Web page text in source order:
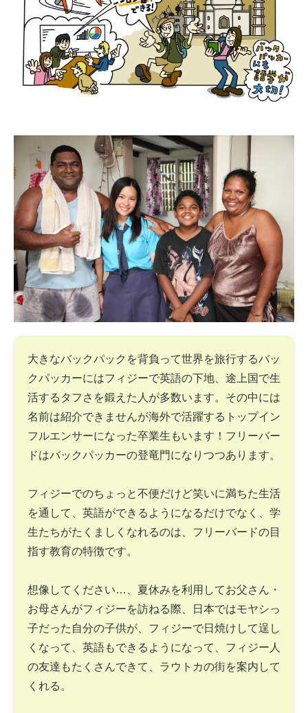
大きなバックパックを背負って世界を旅行するバッ
クパッカーにはフィジーで英語の下地、途上国で生
活するタフさを鍛えた人が多数います。その中には
名前は紹介できませんが海外で活躍するトップイン
フルエンサーになった卒業生もいます！フリーバー
ドはバックパッカーの登竜門になりつつあります。
フィジーでのちょっと不便だけど笑いに満ちた生活
を通して、英語ができるようになるだけでなく、学
生たちがたくましくなれるのは、フリーバードの目
指す教育の特徴です。
想像してください…、夏休みを利用してお父さん・
お母さんがフィジーを訪ねる際、日本ではモヤシっ
子だった自分の子供が、フィジーで日焼けして逞し
くなって、英語もできるようになって、フィジー人
の友達もたくさんできて、ラウトカの街を案内して
くれる。